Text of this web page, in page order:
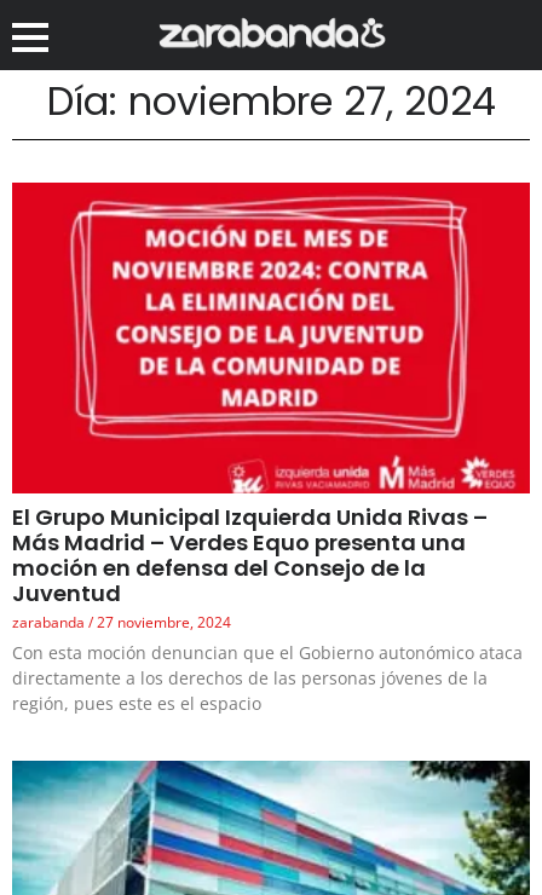
Día: noviembre 27, 2024
El Grupo Municipal Izquierda Unida Rivas –
Más Madrid – Verdes Equo presenta una
moción en defensa del Consejo de la
Juventud
zarabanda 27 noviembre, 2024
Con esta moción denuncian que el Gobierno autonómico ataca
directamente a los derechos de las personas jóvenes de la
región, pues este es el espacio